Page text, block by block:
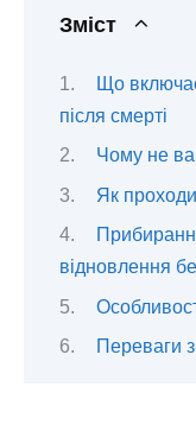
Зміст
Що
після смерті
Чому не
Як
відновлення
Переваги